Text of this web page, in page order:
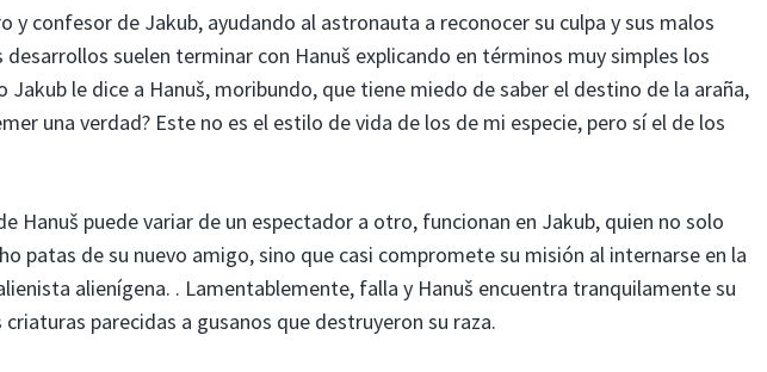
y confesor de Jakub, ayudando al astronauta a reconocer su culpa y sus malos
desarrollos suelen terminar con Hanuš explicando en términos muy simples los
Jakub le dice a Hanuš, moribundo, que tiene miedo de saber el destino de la araña,
una verdad? Este no es el estilo de vida de los de mi especie, pero sí el de los
Hanuš puede variar de un espectador a otro, funcionan en Jakub, quien no solo
patas de su nuevo amigo, sino que casi compromete su misión al internarse en la
alienígena. . Lamentablemente, falla y Hanuš encuentra tranquilamente su
parecidas a gusanos que destruyeron su raza.